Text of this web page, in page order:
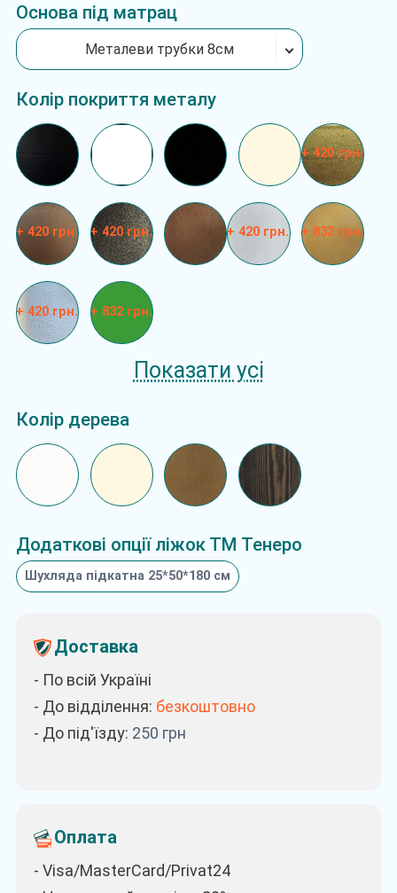
Основа під матрац
Металеви трубки 8см
Колір покриття металу
+ 420 грн.
+ 420 грн. + 420 грн. + 420 грн. + 832 грн.
+ 420 грн. + 832 грн.
Показати усі
Колір дерева
Додаткові опції ліжок ТМ Тенеро
Шухляда підкатна 25*50*180 см
Доставка
- По всій Україні
- До відділення: безкоштовно
- До під'їзду: 250 грн
Оплата
- Visa/MasterCard/Privat24